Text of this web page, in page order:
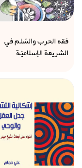
فقه الحرب والسّلم في
الشريعة الإسلاميّة